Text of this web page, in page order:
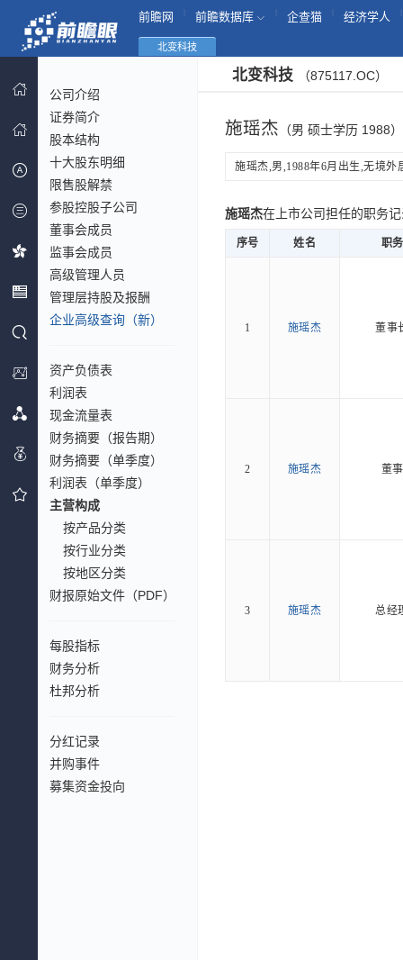
前瞻网 前瞻数据库 企查猫 经济学人
北变科技
公司介绍
证券简介
股本结构
十大股东明细
限售股解禁
参股控股子公司
董事会成员
监事会成员
高级管理人员
管理层持股及报酬
企业高级查询（新）
资产负债表
利润表
现金流量表
财务摘要（报告期）
财务摘要（单季度）
利润表（单季度）
主营构成
按产品分类
按行业分类
按地区分类
财报原始文件（PDF）
每股指标
财务分析
杜邦分析
分红记录
并购事件
募集资金投向
北变科技 （875117.OC）
施瑶杰 （男 硕士学历 1988）
施瑶杰,男,1988年6月出生,无境
施瑶杰在上市公司担任的职务
序号 姓名 职务
1 施瑶杰 董事
2 施瑶杰 董事
3 施瑶杰 总经